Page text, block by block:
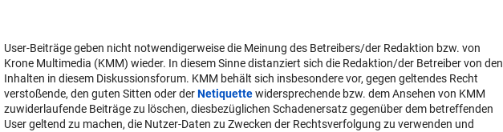
User-Beiträge geben nicht notwendigerweise die Meinung des Betreibers/der Redaktion bzw. von
Krone Multimedia (KMM) wieder. In diesem Sinne distanziert sich die Redaktion/der Betreiber von den
Inhalten in diesem Diskussionsforum. KMM behält sich insbesondere vor, gegen geltendes Recht
verstoßende, den guten Sitten oder derNetiquettewidersprechende bzw. dem Ansehen von KMM
zuwiderlaufende Beiträge zu löschen, diesbezüglichen Schadenersatz gegenüber dem betreffenden
User geltend zu machen, die Nutzer-Daten zu Zwecken der Rechtsverfolgung zu verwenden und